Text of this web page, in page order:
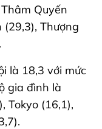
Quyến
(29,3), Thượng
là 18,3 với mức
gia đình là
Tokyo (16,1),